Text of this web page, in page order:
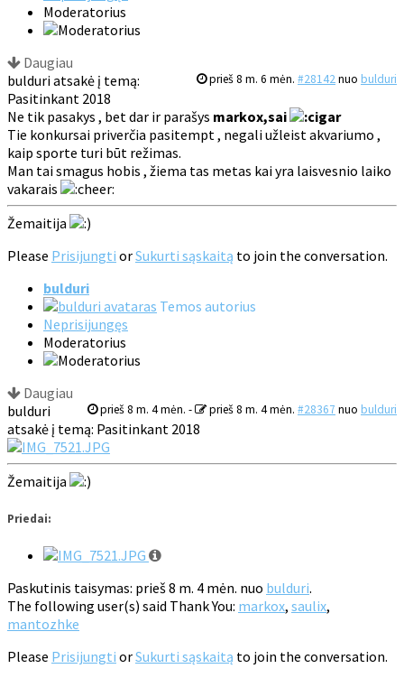
Moderatorius
Daugiau
prieš 8 m. 6 mėn. #28142nuo bulduri
bulduri atsakė į temą:
Pasitinkant 2018
Ne tik pasakys , bet dar ir parašys markox,sai
Tie konkursai priverčia pasitempt , negali užleist akvariumo ,
kaip sporte turi būt režimas.
Man tai smagus hobis , žiema tas metas kai yra laisvesnio laiko
vakarais
Žemaitija
Please Prisijungti orSukurti sąskaitą to join the conversation.
bulduri
Temos autorius
Neprisijungęs
Moderatorius
Daugiau
prieš 8 m. 4 mėn. - prieš 8 m. 4 mėn. #28367 nuo bulduri
bulduri
atsakė į temą: Pasitinkant 2018
Žemaitija
Priedai:
Paskutinis taisymas: prieš 8 m. 4 mėn. nuo bulduri.
The following user(s) said Thank You: markox, saulix,
mantozhke
Please Prisijungti orSukurti sąskaitą to join the conversation.